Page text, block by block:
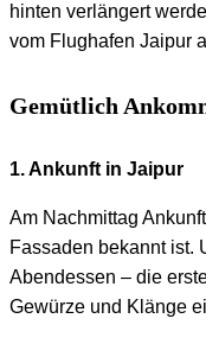
hinten verlängert
vom Flughafen Jaipur
Gemütlich
1. Ankunft in Jaipur
Am Nachmittag
Fassaden bekannt ist.
Abendessen – die
Gewürze und Klänge